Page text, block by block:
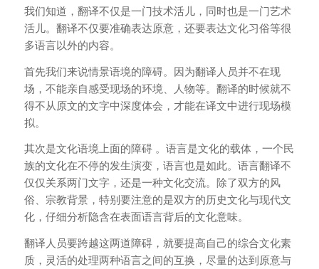
我们知道，翻译不仅是一门技术活儿，同时也是一门艺术
活儿。翻译不仅要准确表达原意，还要表达文化习俗等很
多语言以外的内容。
首先我们来说情景语境的障碍。因为翻译人员并不在现
场，不能亲自感受现场的环境、人物等。翻译的时候就不
得不从原文的文字中深度体会，才能在译文中进行现场模
拟。
其次是文化语境上面的障碍 。语言是文化的载体，一个民
族的文化在不停的发生演变，语言也是如此。语言翻译不
仅仅关系两门文字，还是一种文化交流。除了双方的风
俗、宗教背景，特别要注意的是双方的历史文化与现代文
化，仔细分析隐含在表面语言背后的文化意味。
翻译人员要跨越这两道障碍，就要提高自己的综合文化素
质，灵活的处理两种语言之间的互换，尽量的达到原意与